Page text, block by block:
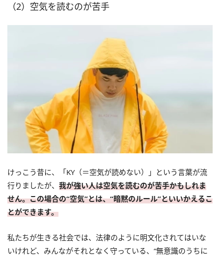
（2）空気を読むのが苦手
けっこう昔に、「KY（＝空気が読めない）」という言葉が流
行りましたが、 我が強い人は空気を読むのが苦手かもしれま
せん。この場合の“空気”とは、“暗黙のルール”といいかえるこ
とができます。
私たちが生きる社会では、法律のように明文化されてはいな
いけれど、みんながそれとなく守っている、“無意識のうちに